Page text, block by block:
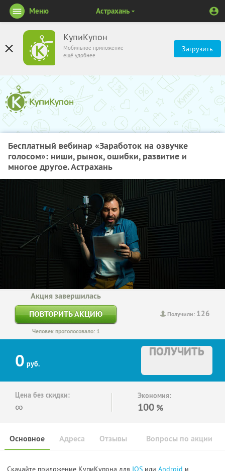
КупиКупон
Мобильное приложение
ещё удобнее
Загрузить
Меню Астрахань
Бесплатный вебинар «Заработок на озвучке
голосом»: ниши, рынок, ошибки, развитие и
многое другое. Астрахань
Получили: 126
Акция завершилась
ПОВТОРИТЬ АКЦИЮ
Человек проголосовало: 1
0 руб.
ПОЛУЧИТЬ
Цена без скидки:
∞
Экономия:
100 %
Основное Отзывы Вопросы по акции
Адреса
Скачайте приложение КупиКупона для IOS или Android и